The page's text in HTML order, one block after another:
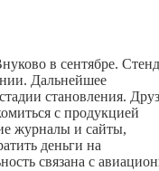
в сентябре.
Дальнейшее
становления.
с продукцией
журналы и сайты,
деньги на
связана с